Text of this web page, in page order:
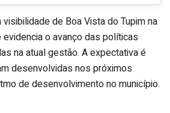
de Boa Vista do Tupim na
evidencia o avanço das políticas
na atual gestão. A expectativa é
desenvolvidas nos próximos
de desenvolvimento no município.